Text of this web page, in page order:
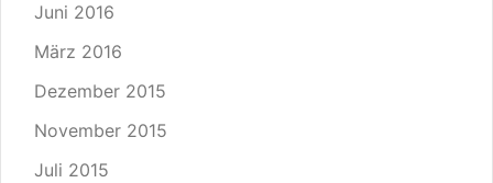
Juni 2016
März 2016
Dezember 2015
November 2015
Juli 2015